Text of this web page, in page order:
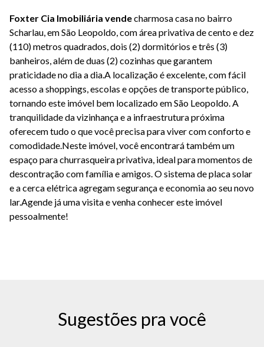
Foxter Cia Imobiliária vendecharmosa casa no bairro
Scharlau, em São Leopoldo, com área privativa de cento e dez
(110) metros quadrados, dois (2) dormitórios e três (3)
banheiros, além de duas (2) cozinhas que garantem
praticidade no dia a dia.A localização é excelente, com fácil
acesso a shoppings, escolas e opções de transporte público,
tornando este imóvel bem localizado em São Leopoldo. A
tranquilidade da vizinhança e a infraestrutura próxima
oferecem tudo o que você precisa para viver com conforto e
comodidade.Neste imóvel, você encontrará também um
espaço para churrasqueira privativa, ideal para momentos de
descontração com família e amigos. O sistema de placa solar
e a cerca elétrica agregam segurança e economia ao seu novo
lar.Agende já uma visita e venha conhecer este imóvel
pessoalmente!
Sugestões pra você